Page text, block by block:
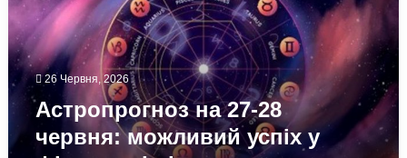
червня:
можливий
успіх
фінансах
відносинах
26 Червня, 2026
Астропрогноз на 27-28
червня: можливий успіх у